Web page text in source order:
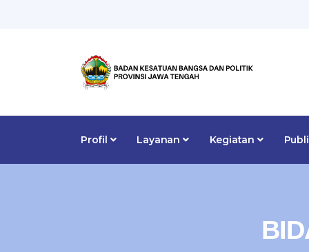
Profil Layanan Kegiatan